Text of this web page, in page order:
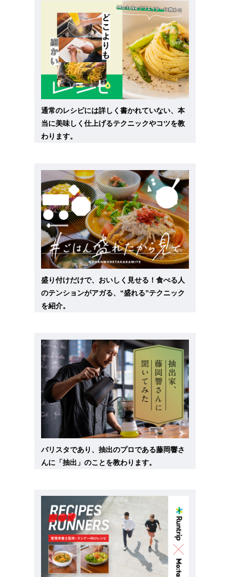
通常のレシピには詳しく書かれていない、本
当に美味しく仕上げるテクニックやコツを教
わります。
盛り付けだけで、おいしく見せる！食べる人
のテンションがアガる、“盛れる”テクニック
を紹介。
バリスタであり、抽出のプロである藤岡響さ
んに「抽出」のことを教わります。